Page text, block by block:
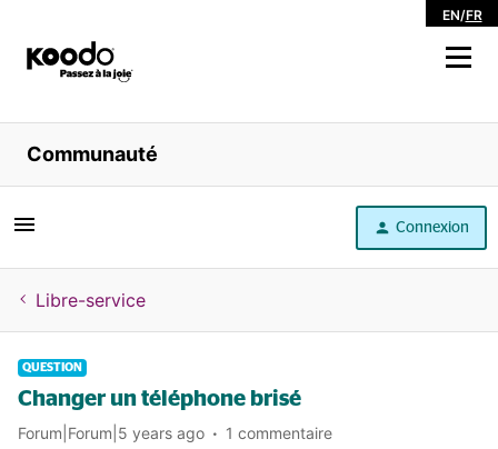
EN/FR
Magasiner
Libre service
Aide
Communauté
Connexion
Libre-service
QUESTION
Changer un téléphone brisé
Forum|Forum|5 years ago 1 commentaire